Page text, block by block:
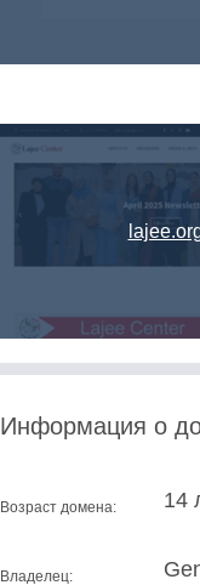
Информация о
Возраст домена: 14
Владелец: